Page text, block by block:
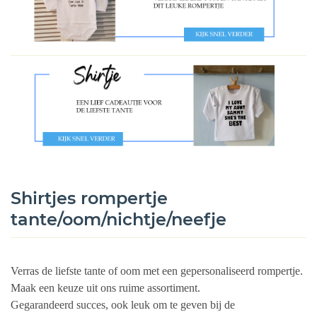
Shirtjes rompertje
tante/oom/nichtje/neefje
Verras de liefste tante of oom met een gepersonaliseerd rompertje.
Maak een keuze uit ons ruime assortiment.
Gegarandeerd succes, ook leuk om te geven bij de